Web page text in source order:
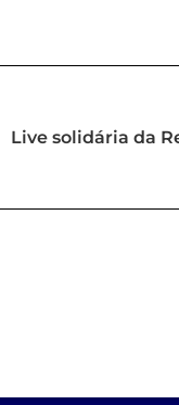
Live solidária da